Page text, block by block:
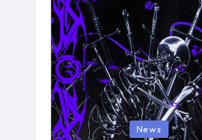
Posted
News